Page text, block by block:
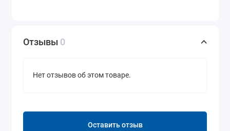
Отзывы 0
Нет отзывов об этом товаре.
Оставить отзыв